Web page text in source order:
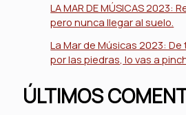
LA MAR DE MÚSICAS 2023:
pero nunca llegar al suelo.
La Mar de Músicas 2023:
por las piedras, lo vas a
ÚLTIMOS